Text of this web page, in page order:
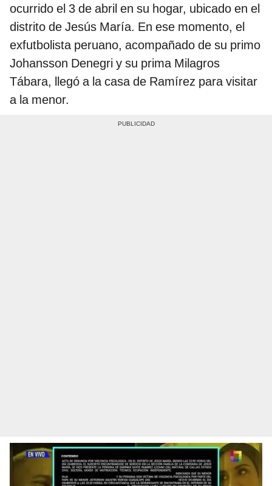
ocurrido el 3 de abril en su hogar, ubicado en el
distrito de Jesús María. En ese momento, el
exfutbolista peruano, acompañado de su primo
Johansson Denegri y su prima Milagros
Tábara, llegó a la casa de Ramírez para visitar
a la menor.